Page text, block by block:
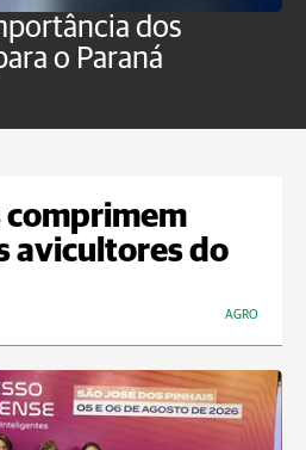
dos
o Paraná
comprimem
avicultores do
AGRO